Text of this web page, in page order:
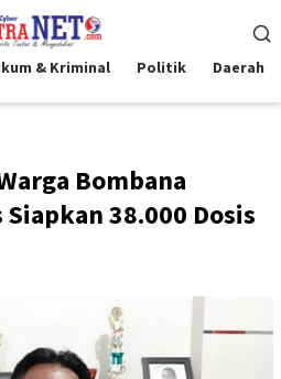
& Kriminal Politik Daerah
Bombana
38.000 Dosis